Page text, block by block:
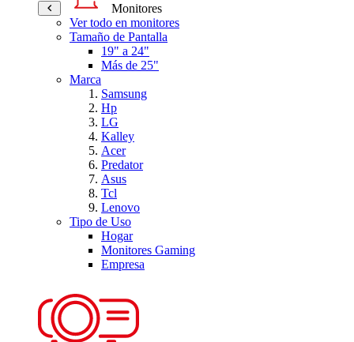
Monitores
Ver todo en monitores
Tamaño de Pantalla
19" a 24"
Más de 25"
Marca
Samsung
Hp
LG
Kalley
Acer
Predator
Asus
Tcl
Lenovo
Tipo de Uso
Hogar
Monitores Gaming
Empresa